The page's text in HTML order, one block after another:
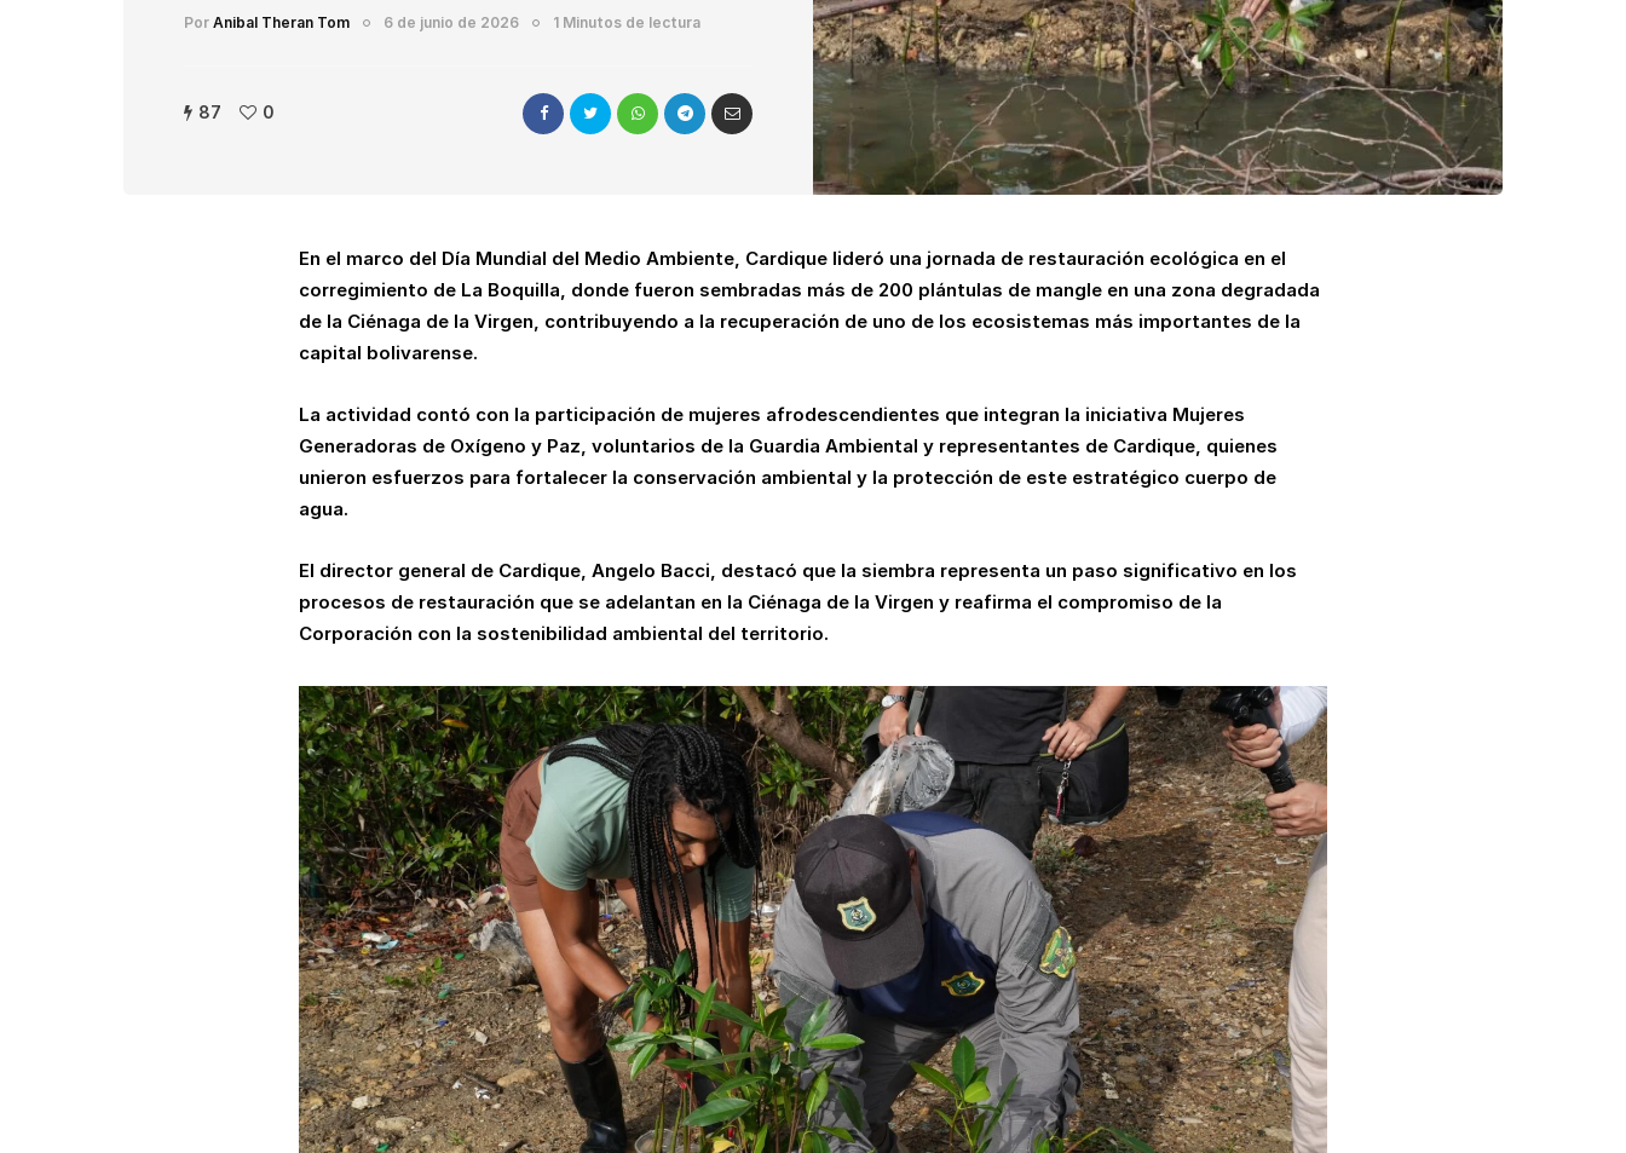
Por Anibal Theran Tom 6 de junio de 2026 1 Minutos de lectura
87 0
En el marco del Día Mundial del Medio Ambiente, Cardique lideró una jornada de restauración ecológica en el
corregimiento de La Boquilla, donde fueron sembradas más de 200 plántulas de mangle en una zona degradada
de la Ciénaga de la Virgen, contribuyendo a la recuperación de uno de los ecosistemas más importantes de la
capital bolivarense.
La actividad contó con la participación de mujeres afrodescendientes que integran la iniciativa Mujeres
Generadoras de Oxígeno y Paz, voluntarios de la Guardia Ambiental y representantes de Cardique, quienes
unieron esfuerzos para fortalecer la conservación ambiental y la protección de este estratégico cuerpo de
agua.
El director general de Cardique, Angelo Bacci, destacó que la siembra representa un paso significativo en los
procesos de restauración que se adelantan en la Ciénaga de la Virgen y reafirma el compromiso de la
Corporación con la sostenibilidad ambiental del territorio.